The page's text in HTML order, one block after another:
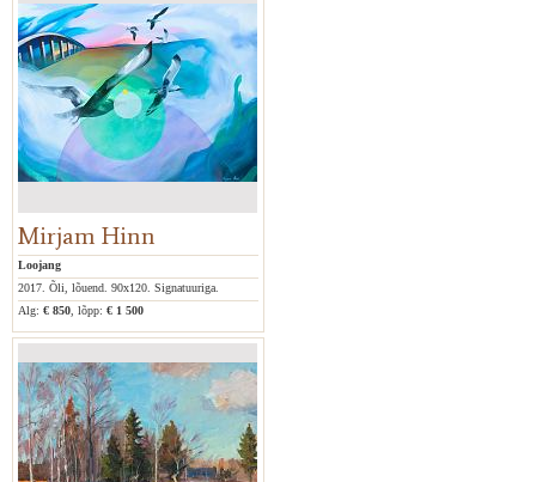
Mirjam Hinn
Loojang
2017. Õli, lõuend. 90x120. Signatuuriga.
Alg: € 850 , lõpp: € 1 500